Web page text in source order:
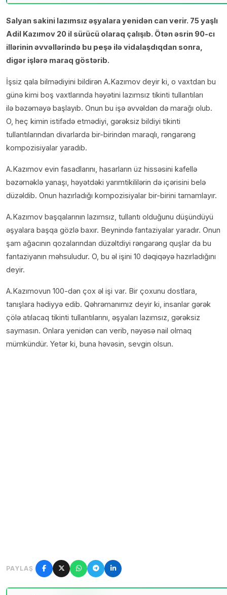
Salyan sakini lazımsız əşyalara yenidən can verir. 75 yaşlı
Adil Kazımov 20 il sürücü olaraq çalışıb. Ötən əsrin 90-cı
illərinin əvvəllərində bu peşə ilə vidalaşdıqdan sonra,
digər işlərə maraq göstərib.
İşsiz qala bilmədiyini bildirən A.Kazımov deyir ki, o vaxtdan bu
günə kimi boş vaxtlarında həyətini lazımsız tikinti tullantıları
ilə bəzəməyə başlayıb. Onun bu işə əvvəldən də marağı olub.
O, heç kimin istifadə etmədiyi, gərəksiz bildiyi tikinti
tullantılarından divarlarda bir-birindən maraqlı, rəngarəng
kompozisiyalar yaradıb.
A.Kazımov evin fasadlarını, hasarların üz hissəsini kafellə
bəzəməklə yanaşı, həyətdəki yarımtikililərin də içərisini belə
düzəldib. Onun hazırladığı kompozisiyalar bir-birini tamamlayır.
A.Kazımov başqalarının lazımsız, tullantı olduğunu düşündüyü
əşyalara başqa gözlə baxır. Beynində fantaziyalar yaradır. Onun
şam ağacının qozalarından düzəltdiyi rəngarəng quşlar da bu
fantaziyanın məhsuludur. O, bu əl işini 10 dəqiqəyə hazırladığını
deyir.
A.Kazımovun 100-dən çox əl işi var. Bir çoxunu dostlara,
tanışlara hədiyyə edib. Qəhrəmanımız deyir ki, insanlar gərək
çölə atılacaq tikinti tullantılarını, əşyaları lazımsız, gərəksiz
saymasın. Onlara yenidən can verib, nəyəsə nail olmaq
mümkündür. Yetər ki, buna həvəsin, sevgin olsun.
PAYLAŞ